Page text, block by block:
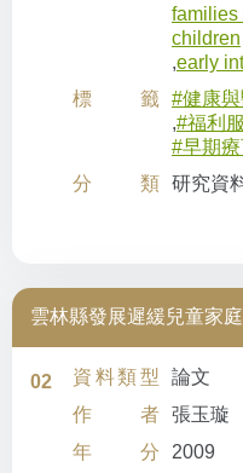
families
children
,early
標籤
#健康
,#福利
#早期
分類 研究資
雲林縣發展遲緩兒童家
02 資料類型
論文
作者 張玉璇
年分
2009